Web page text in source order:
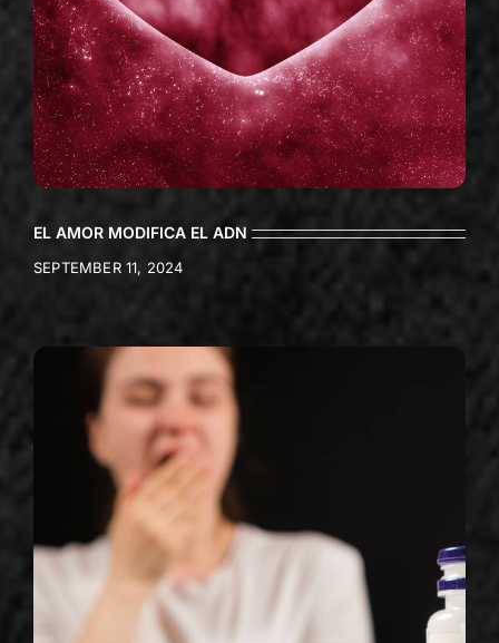
EL AMOR MODIFICA EL ADN
SEPTEMBER 11, 2024